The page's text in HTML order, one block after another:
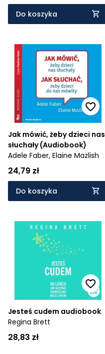
Do koszyka
Jak mówić, żeby dzieci nas
słuchały (Audiobook)
Adele Faber, Elaine Mazlish
24,79 zł
Do koszyka
Jesteś cudem audiobook
Regina Brett
28,83 zł